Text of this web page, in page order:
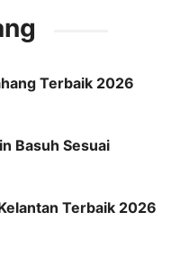
Terbaik 2026
Basuh Sesuai
Terbaik 2026